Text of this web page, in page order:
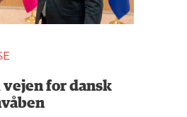
vejen for dansk